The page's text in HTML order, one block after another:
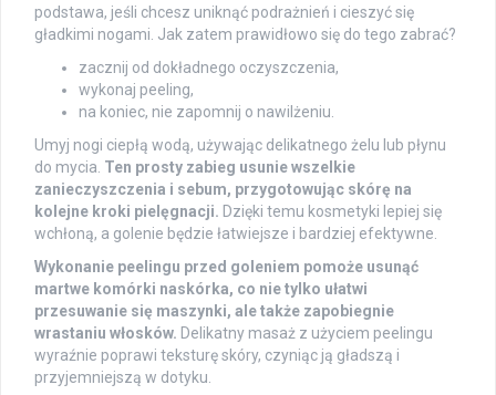
podstawa, jeśli chcesz uniknąć podrażnień i cieszyć się
gładkimi nogami. Jak zatem prawidłowo się do tego zabrać?
zacznij od dokładnego oczyszczenia,
wykonaj peeling,
na koniec, nie zapomnij o nawilżeniu.
Umyj nogi ciepłą wodą, używając delikatnego żelu lub płynu
do mycia. Ten prosty zabieg usunie wszelkie
zanieczyszczenia i sebum, przygotowując skórę na
kolejne kroki pielęgnacji. Dzięki temu kosmetyki lepiej się
wchłoną, a golenie będzie łatwiejsze i bardziej efektywne.
Wykonanie peelingu przed goleniem pomoże usunąć
martwe komórki naskórka, co nie tylko ułatwi
przesuwanie się maszynki, ale także zapobiegnie
wrastaniu włosków. Delikatny masaż z użyciem peelingu
wyraźnie poprawi teksturę skóry, czyniąc ją gładszą i
przyjemniejszą w dotyku.